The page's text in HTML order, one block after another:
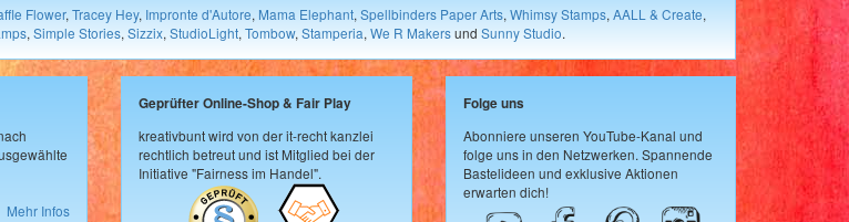
Flower, Tracey Hey, Impronte d'Autore, Mama Elephant, Spellbinders Paper Arts, Whimsy Stamps, AALL & Create,
, Simple Stories, Sizzix, StudioLight, Tombow, Stamperia, We R Makersund Sunny Studio.
Mehr Infos
Geprüfter Online-Shop & Fair Play
kreativbunt wird von der it-recht kanzlei
rechtlich betreut und ist Mitglied bei der
Initiative "Fairness im Handel".
Folge uns
Abonniere unseren YouTube-Kanal und
folge uns in den Netzwerken. Spannende
Bastelideen und exklusive Aktionen
erwarten dich!